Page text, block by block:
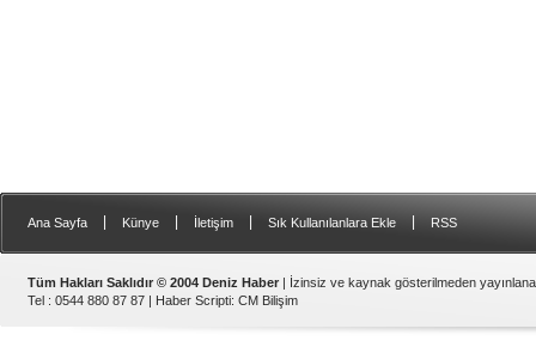
Ana Sayfa Künye İletişim Sık Kullanılanlara Ekle RSS
Tüm Hakları Saklıdır © 2004 Deniz Haber | İzinsiz ve kaynak gösterilmeden
Tel : 0544 880 87 87 | Haber Scripti: CM Bilişim